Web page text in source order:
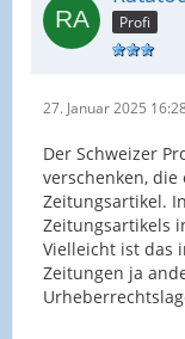
Profi
27. Januar 2025
Der Schweizer
verschenken,
Zeitungsartikel.
Zeitungsartikels
Vielleicht ist das
Zeitungen ja